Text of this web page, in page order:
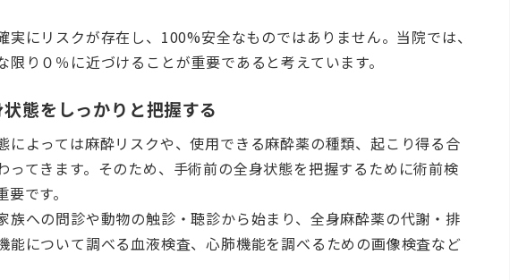
実にリスクが存在し、100%安全なものではありません。当院では、
限り０％に近づけることが重要であると考えています。
態をしっかりと把握する
によっては麻酔リスクや、使用できる麻酔薬の種類、起こり得る合
ってきます。そのため、手術前の全身状態を把握するために術前検
です。
族への問診や動物の触診・聴診から始まり、全身麻酔薬の代謝・排
能について調べる血液検査、心肺機能を調べるための画像検査など